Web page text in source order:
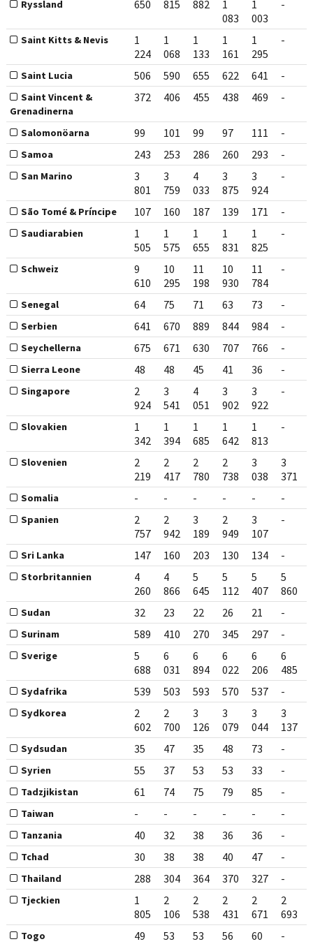
Ryssland 650 815 882
1
083
1
003
-
Saint Kitts & Nevis
1
224
1
068
1
133
1
161
1
295
-
Saint Lucia 506 590 655 622 641 -
Saint Vincent &
Grenadinerna
372 406 455 438 469 -
Salomonöarna 99 101 99 97 111 -
Samoa 243 253 286 260 293 -
San Marino
3
801
3
759
4
033
3
875
3
924
-
São Tomé & Príncipe 107 160 187 139 171 -
Saudiarabien
1
505
1
575
1
655
1
831
1
825
-
Schweiz
9
610
10
295
11
198
10
930
11
784
-
Senegal 64 75 71 63 73 -
Serbien 641 670 889 844 984 -
Seychellerna 675 671 630 707 766 -
Sierra Leone 48 48 45 41 36 -
Singapore
2
924
3
541
4
051
3
902
3
922
-
Slovakien
1
342
1
394
1
685
1
642
1
813
-
Slovenien
2
219
2
417
2
780
2
738
3
038
3
371
Somalia - - - - - -
Spanien
2
757
2
942
3
189
2
949
3
107
-
Sri Lanka 147 160 203 130 134 -
Storbritannien
4
260
4
866
5
645
5
112
5
407
5
860
Sudan 32 23 22 26 21 -
Surinam 589 410 270 345 297 -
Sverige
5
688
6
031
6
894
6
022
6
206
6
485
Sydafrika 539 503 593 570 537 -
Sydkorea
2
602
2
700
3
126
3
079
3
044
3
137
Sydsudan 35 47 35 48 73 -
Syrien 55 37 53 53 33 -
Tadzjikistan 61 74 75 79 85 -
Taiwan - - - - - -
Tanzania 40 32 38 36 36 -
Tchad 30 38 38 40 47 -
Thailand 288 304 364 370 327 -
Tjeckien
1
805
2
106
2
538
2
431
2
671
2
693
Togo 49 53 53 56 60 -